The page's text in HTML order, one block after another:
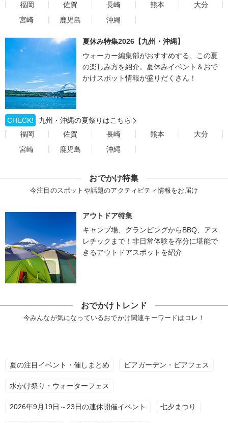
福岡
佐賀 長崎 熊本
大分
宮崎
鹿児島 沖縄
夏休み特集2026【九州・沖縄】
ウォーカー編集部がおすすめする、この夏
の楽しみ方を紹介。夏休みイベント＆おで
かけスポット情報が盛りだくさん！
CHECK!
九州・沖縄の夏祭りはこちら
福岡
佐賀 長崎 熊本
大分
宮崎
鹿児島 沖縄
おでかけ特集
今注目のスポットや話題のアクティビティ情報をお届け
アウトドア特集
キャンプ場、グランピングからBBQ、アス
レチックまで！非日常体験を存分に堪能で
きるアウトドアスポットを紹介
おでかけトレンド
今みんなが気になっているおでかけ関連キーワードはコレ！
夏の注目イベント・催しまとめ ビアガーデン・ビアフェス
水かけ祭り・ウォーターフェス
2026年9月19日～23日の連休開催イベント 七夕まつり